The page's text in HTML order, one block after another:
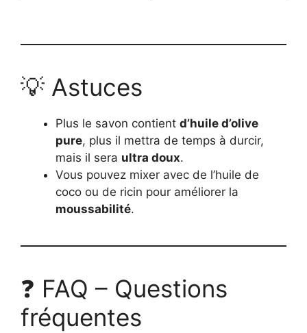
💡 Astuces
Plus le savon contient d’huile d’olive
pure, plus il mettra de temps à durcir,
mais il sera ultra doux.
Vous pouvez mixer avec de l’huile de
coco ou de ricin pour améliorer la
moussabilité.
❓ FAQ – Questions
fréquentes